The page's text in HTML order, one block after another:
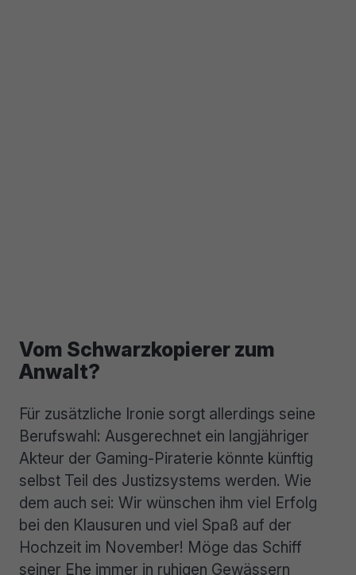
Vom Schwarzkopierer zum
Anwalt?
Für zusätzliche Ironie sorgt allerdings seine
Berufswahl: Ausgerechnet ein langjähriger
Akteur der Gaming-Piraterie könnte künftig
selbst Teil des Justizsystems werden. Wie
dem auch sei: Wir wünschen ihm viel Erfolg
bei den Klausuren und viel Spaß auf der
Hochzeit im November! Möge das Schiff
seiner Ehe immer in ruhigen Gewässern